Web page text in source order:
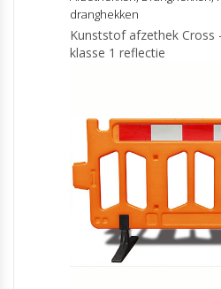
dranghekken
Kunststof afzethek Cross
klasse 1 reflectie